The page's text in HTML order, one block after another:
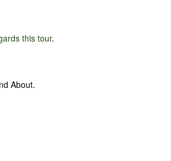
this tour.
About.